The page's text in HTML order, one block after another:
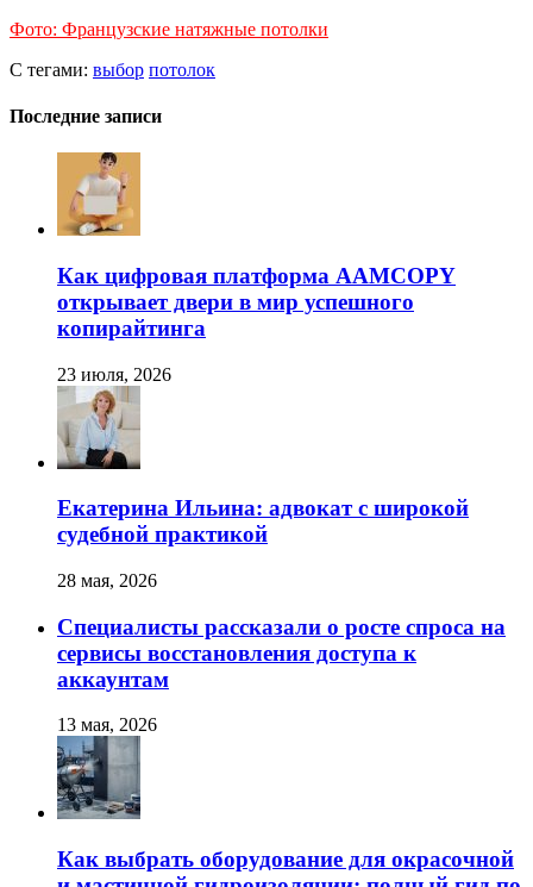
Фото: Французские натяжные потолки
С тегами: выбор потолок
Последние записи
Как цифровая платформа AAMCOPY
открывает двери в мир успешного
копирайтинга
23 июля, 2026
Екатерина Ильина: адвокат с широкой
судебной практикой
28 мая, 2026
Специалисты рассказали о росте спроса на
сервисы восстановления доступа к
аккаунтам
13 мая, 2026
Как выбрать оборудование для окрасочной